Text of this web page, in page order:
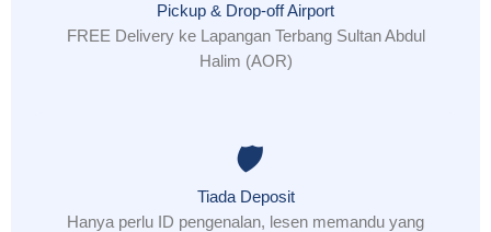
Pickup & Drop-off Airport
FREE Delivery ke Lapangan Terbang Sultan Abdul
Halim (AOR)
🛡️
Tiada Deposit
Hanya perlu ID pengenalan, lesen memandu yang